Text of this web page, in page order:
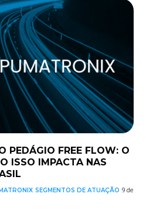
PEDÁGIO FREE FLOW: O
ISSO IMPACTA NAS
SEGMENTOS DE ATUAÇÃO 9 de